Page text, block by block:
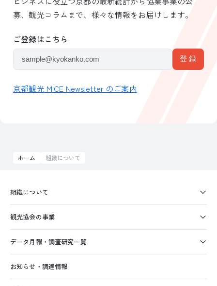
募、観光コラムまで、様々な情報をお届けします。
ご登録はこちら
京都観光 MICE Newsletter のご案内
ホーム 組織について
組織について
観光協会の事業
データ月報・調査研究一覧
お知らせ・調達情報